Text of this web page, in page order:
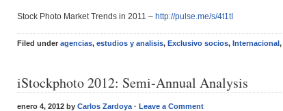
Stock Photo Market Trends in 2011 – http://pulse.me/s/4t1tI
Filed under agencias, estudios y analisis, Exclusivo socios, Internacional,
iStockphoto 2012: Semi-Annual Analysis
enero 4, 2012 by Carlos Zardoya · Leave a Comment